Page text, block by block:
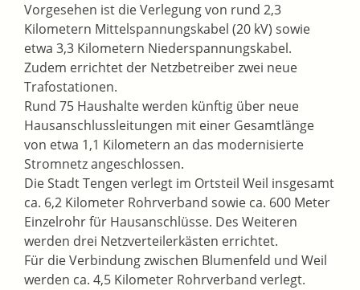
Vorgesehen ist die Verlegung von rund 2,3
Kilometern Mittelspannungskabel (20 kV) sowie
etwa 3,3 Kilometern Niederspannungskabel.
Zudem errichtet der Netzbetreiber zwei neue
Trafostationen.
Rund 75 Haushalte werden künftig über neue
Hausanschlussleitungen mit einer Gesamtlänge
von etwa 1,1 Kilometern an das modernisierte
Stromnetz angeschlossen.
Die Stadt Tengen verlegt im Ortsteil Weil insgesamt
ca. 6,2 Kilometer Rohrverband sowie ca. 600 Meter
Einzelrohr für Hausanschlüsse. Des Weiteren
werden drei Netzverteilerkästen errichtet.
Für die Verbindung zwischen Blumenfeld und Weil
werden ca. 4,5 Kilometer Rohrverband verlegt.